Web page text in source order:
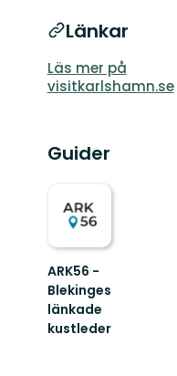
Länkar
Läs mer på
visitkarlshamn.se
Guider
ARK56 -
Blekinges
länkade
kustleder